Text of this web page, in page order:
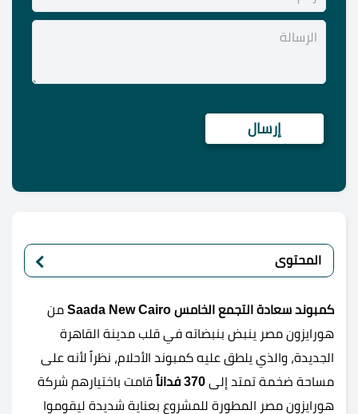
المحتوى
كمبوند سعادة التجمع الخامس Saada New Cairo
من
هورايزون مصر ينبض بنبضاته في قلب مدينة القاهرة
الجديدة، والذي يلطق عليه كمبوند الأحلام، نظراً لأنه على
مساحة ضخمة تمتد إلى 370 فداناً
قامت باختيارهم شركة
هورايزون مصر المطورة للمشروع بعناية شديدة ليقوموا